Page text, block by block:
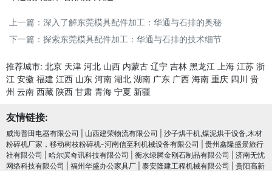
上一篇： 深入了解东莞模具配件加工：华通与石排的奥秘
下一篇： 探索东莞模具配件加工：华通与石排的技术细节
推荐城市: 北京 天津 河北 山西 内蒙古 辽宁 吉林 黑龙江 上海 江苏 浙
江 安徽 福建 江西 山东 河南 湖北 湖南 广东 广西 海南 重庆 四川 贵
州 云南 西藏 陕西 甘肃 青海 宁夏 新疆
友情链接:
威海普田电器有限公司 山西建荣物流有限公司
沙子烘干机,煤泥烘干设备,木材
粉碎机厂家，移动树枝粉碎机-河南信至利机械设备有限公司
贵州鑫隆盛景旅行
社有限公司
哈尔滨奇讯科技有限公司 衡水绿腾金刚石制品有限公司
济南无忧
网络科技有限公司
福州华盛办公家具厂 泰安隆建工程机械有限公司
贵阳高新